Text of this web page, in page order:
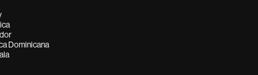
Dominicana